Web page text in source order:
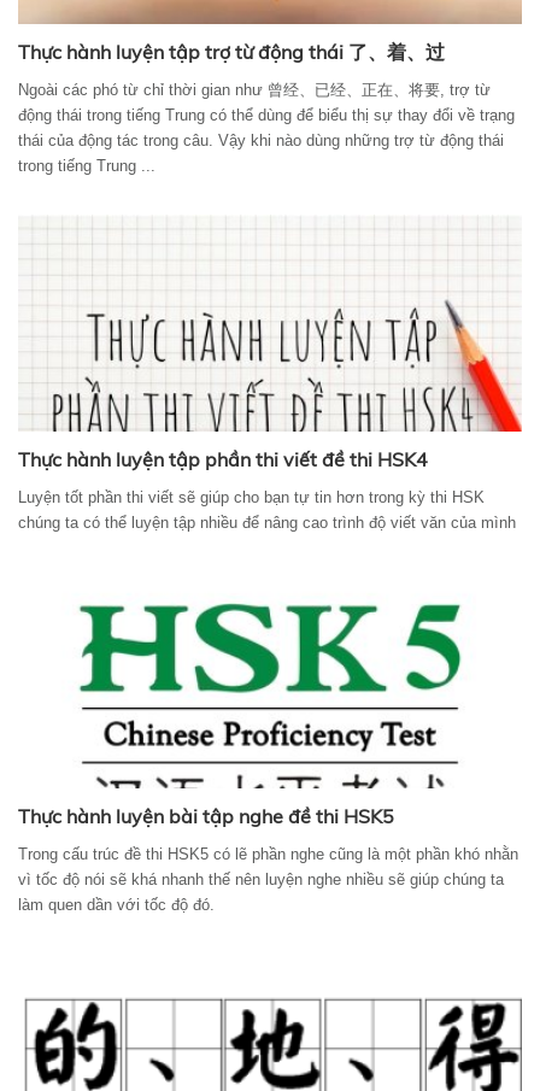
Thực hành luyện tập trợ từ động thái 了、着、过
Ngoài các phó từ chỉ thời gian như 曾经、已经、正在、将要, trợ từ
động thái trong tiếng Trung có thể dùng để biểu thị sự thay đổi về trạng
thái của động tác trong câu. Vậy khi nào dùng những trợ từ động thái
trong tiếng Trung ...
Thực hành luyện tập phần thi viết đề thi HSK4
Luyện tốt phần thi viết sẽ giúp cho bạn tự tin hơn trong kỳ thi HSK
chúng ta có thể luyện tập nhiều để nâng cao trình độ viết văn của mình
Thực hành luyện bài tập nghe đề thi HSK5
Trong cấu trúc đề thi HSK5 có lẽ phần nghe cũng là một phần khó nhằn
vì tốc độ nói sẽ khá nhanh thế nên luyện nghe nhiều sẽ giúp chúng ta
làm quen dần với tốc độ đó.